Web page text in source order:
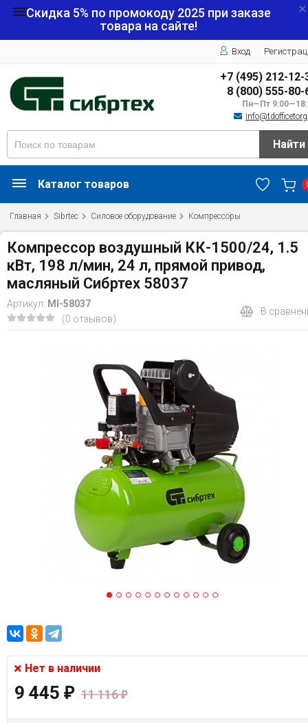
Скидка 5% по промокоду 2025 при заказе
товара на сайте!
Вход
+7 (495) 212-12-
8 (800) 555-80-
Пн—Пт
Найти
Каталог товаров
Главная Sibrtec Силовое оборудование Компрессоры
Компрессор воздушный КК-1500/24, 1.5
кВт, 198 л/мин, 24 л, прямой привод,
масляный Сибртех 58037
Артикул: MI-58037
(0 отзывов)
В
Нет в наличии
9 445 ₽ 11 116₽